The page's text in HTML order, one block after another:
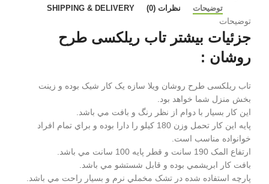
توضیحات نظرات (0) SHIPPING & DELIVERY
توضیحات
جزئیات بیشتر تاب ریلکسی طرح
روشان :
تاب ریلکسی طرح روشان ويلا سازه يک کار شيک بوده و زينت
بخش منزل شما خواهد بود.
اين کار بسيار با دوام از نظر رنگ و بافت مي باشد.
پايه اين کار تحمل وزن 180 کيلو را دارا بوده و براي تمام افراد
خوانواده مناسب است.
ارتفاع المک 190 سانت و قطر پايه 100 سانت مي باشد.
بافت کار ابريشمي بوده و قابل شستشو مي باشد.
پارچه استفاده شده در تشک مخملي نرم و بسيار راحت مي باشد.